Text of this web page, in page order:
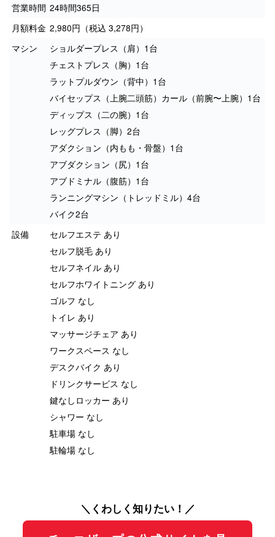
営業時間 24時間365日
月額料金 2,980円（税込 3,278円）
マシン
ショルダープレス（肩）1台
チェストプレス（胸）1台
ラットプルダウン（背中）1台
バイセップス（上腕二頭筋）カール（前腕〜上腕）1台
ディップス（二の腕）1台
レッグプレス（脚）2台
アダクション（内もも・骨盤）1台
アブダクション（尻）1台
アブドミナル（腹筋）1台
ランニングマシン（トレッドミル）4台
バイク2台
設備
セルフエステ あり
セルフ脱毛 あり
セルフネイル あり
セルフホワイトニング あり
ゴルフ なし
トイレ あり
マッサージチェア あり
ワークスペース なし
デスクバイク あり
ドリンクサービス なし
鍵なしロッカー あり
シャワー なし
駐車場 なし
駐輪場 なし
＼くわしく知りたい！／